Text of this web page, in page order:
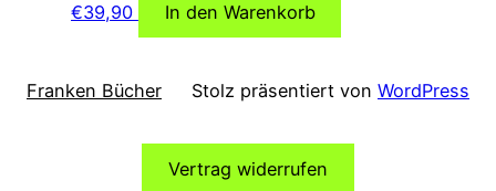
€39,90 In den Warenkorb
Franken Bücher Stolz präsentiert von WordPress
Vertrag widerrufen